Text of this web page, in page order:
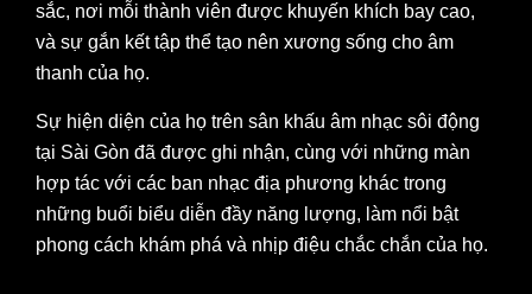
sắc, nơi mỗi thành viên được khuyến khích bay cao,
và sự gắn kết tập thể tạo nên xương sống cho âm
thanh của họ.
Sự hiện diện của họ trên sân khấu âm nhạc sôi động
tại Sài Gòn đã được ghi nhận, cùng với những màn
hợp tác với các ban nhạc địa phương khác trong
những buổi biểu diễn đầy năng lượng, làm nổi bật
phong cách khám phá và nhịp điệu chắc chắn của họ.